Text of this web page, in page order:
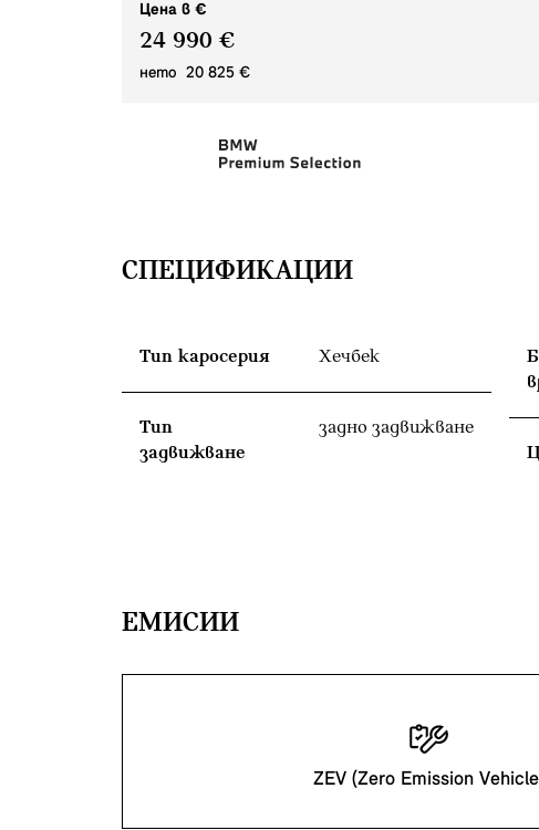
Цена в €
24 990 €
нето 20 825 €
СПЕЦИФИКАЦИИ
Тип каросерия Хечбек
Тип
задвижване
задно задвижване
EМИСИИ
ZEV (Zero Emission